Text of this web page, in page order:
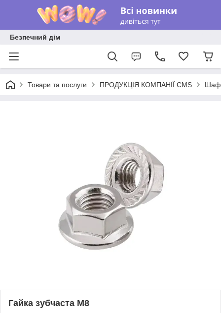
Безпечний дім
Товари та послуги ПРОДУКЦІЯ КОМПАНІЇ CMS
Гайка зубчаста М8